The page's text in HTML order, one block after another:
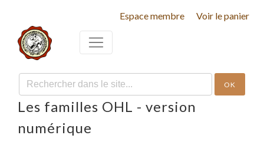
Espace membre Voir le panier
OK
Les familles OHL - version
numérique